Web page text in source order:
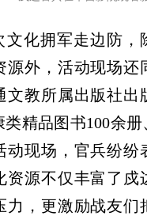
文化拥军走边防，
源外，活动现场还
文教所属出版社出
类精品图书100余
动现场，官兵纷纷
资源不仅丰富了戍
力，更激励战友们